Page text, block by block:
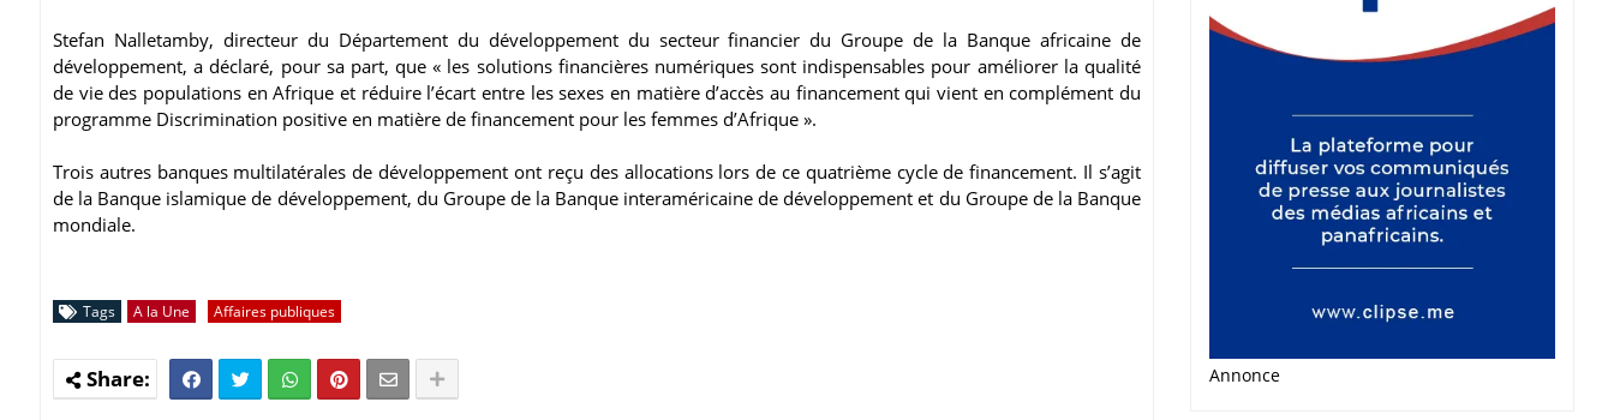
Stefan Nalletamby, directeur du Département du développement du secteur financier du Groupe de la Banque africaine de
développement, a déclaré, pour sa part, que « les solutions financières numériques sont indispensables pour améliorer la qualité
de vie des populations en Afrique et réduire l’écart entre les sexes en matière d’accès au financement qui vient en complément du
programme Discrimination positive en matière de financement pour les femmes d’Afrique ».
Trois autres banques multilatérales de développement ont reçu des allocations lors de ce quatrième cycle de financement. Il s’agit
de la Banque islamique de développement, du Groupe de la Banque interaméricaine de développement et du Groupe de la Banque
mondiale.
Tags A la Une Affaires publiques
Annonce